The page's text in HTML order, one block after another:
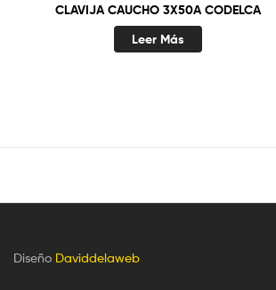
CLAVIJA CAUCHO 3X50A CODELCA
Leer Más
Diseño Daviddelaweb